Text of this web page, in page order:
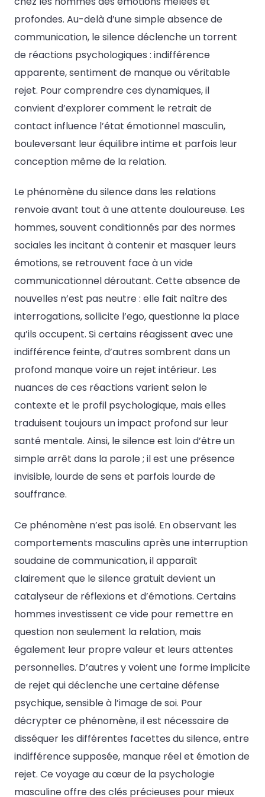
profondes. Au-delà d’une simple absence de
communication, le silence déclenche un torrent
de réactions psychologiques : indifférence
apparente, sentiment de manque ou véritable
rejet. Pour comprendre ces dynamiques, il
convient d’explorer comment le retrait de
contact influence l’état émotionnel masculin,
bouleversant leur équilibre intime et parfois leur
conception même de la relation.
Le phénomène du silence dans les relations
renvoie avant tout à une attente douloureuse. Les
hommes, souvent conditionnés par des normes
sociales les incitant à contenir et masquer leurs
émotions, se retrouvent face à un vide
communicationnel déroutant. Cette absence de
nouvelles n’est pas neutre : elle fait naître des
interrogations, sollicite l’ego, questionne la place
qu’ils occupent. Si certains réagissent avec une
indifférence feinte, d’autres sombrent dans un
profond manque voire un rejet intérieur. Les
nuances de ces réactions varient selon le
contexte et le profil psychologique, mais elles
traduisent toujours un impact profond sur leur
santé mentale. Ainsi, le silence est loin d’être un
simple arrêt dans la parole ; il est une présence
invisible, lourde de sens et parfois lourde de
souffrance.
Ce phénomène n’est pas isolé. En observant les
comportements masculins après une interruption
soudaine de communication, il apparaît
clairement que le silence gratuit devient un
catalyseur de réflexions et d’émotions. Certains
hommes investissent ce vide pour remettre en
question non seulement la relation, mais
également leur propre valeur et leurs attentes
personnelles. D’autres y voient une forme implicite
de rejet qui déclenche une certaine défense
psychique, sensible à l’image de soi. Pour
décrypter ce phénomène, il est nécessaire de
disséquer les différentes facettes du silence, entre
indifférence supposée, manque réel et émotion de
rejet. Ce voyage au cœur de la psychologie
masculine offre des clés précieuses pour mieux